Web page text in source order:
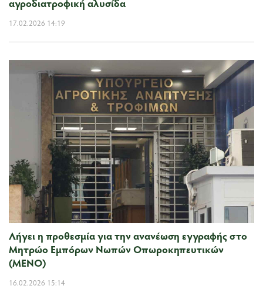
αγροδιατροφική αλυσίδα
17.02.2026 14:19
Λήγει η προθεσμία για την ανανέωση εγγραφής στο
Μητρώο Εμπόρων Νωπών Οπωροκηπευτικών
(ΜΕΝΟ)
16.02.2026 15:14